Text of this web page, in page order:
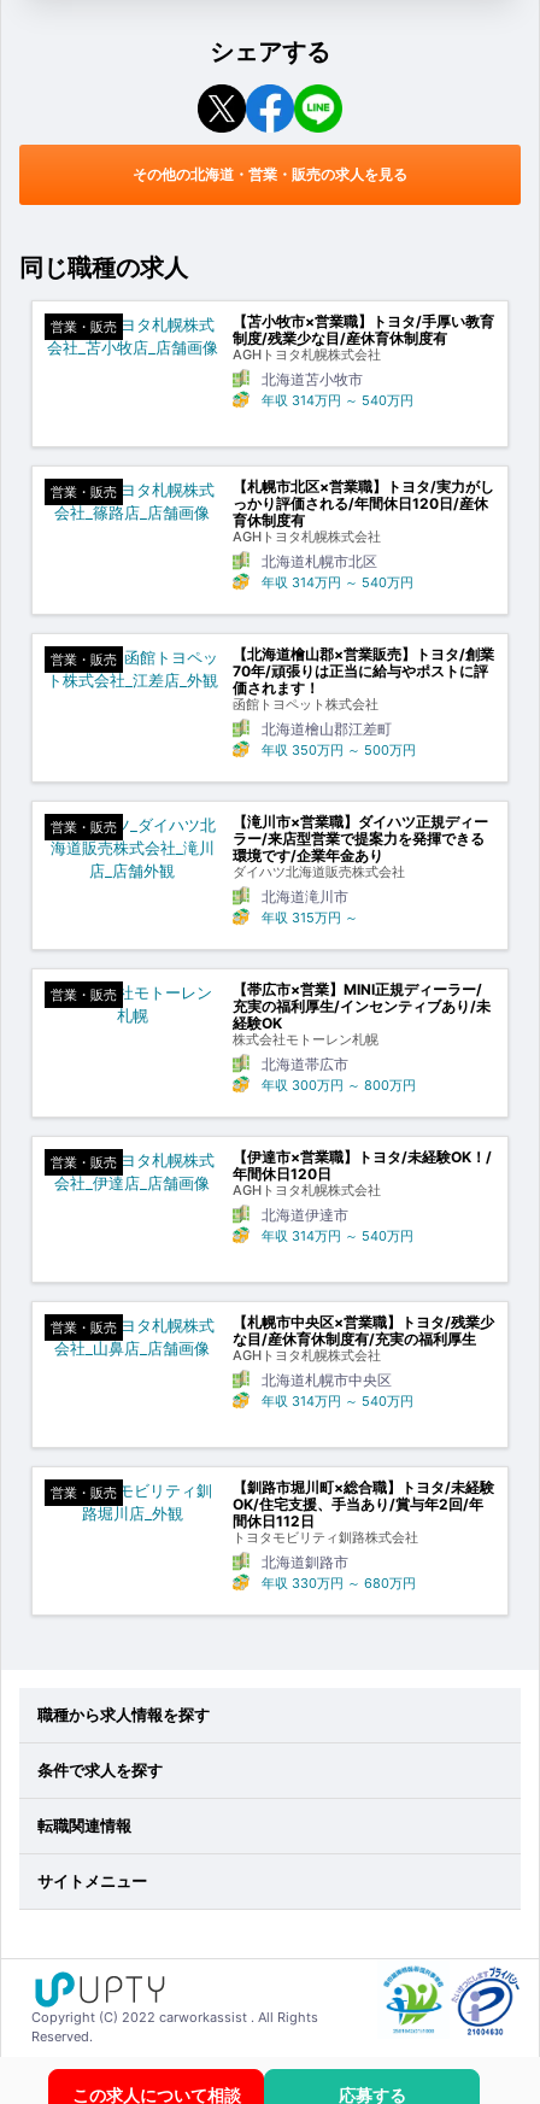
この求人について相談 応募する
シェアする
その他の北海道・営業・販売の求人を見る
同じ職種の求人
営業・販売
【苫小牧市×営業職】トヨタ/手厚い教育
制度/残業少な目/産休育休制度有
AGHトヨタ札幌株式会社
北海道苫小牧市
年収 314万円 ～ 540万円
営業・販売
【札幌市北区×営業職】トヨタ/実力がし
っかり評価される/年間休日120日/産休
育休制度有
AGHトヨタ札幌株式会社
北海道札幌市北区
年収 314万円 ～ 540万円
営業・販売
【北海道檜山郡×営業販売】トヨタ/創業
70年/頑張りは正当に給与やポストに評
価されます！
函館トヨペット株式会社
北海道檜山郡江差町
年収 350万円 ～ 500万円
営業・販売
【滝川市×営業職】ダイハツ正規ディー
ラー/来店型営業で提案力を発揮できる
環境です/企業年金あり
ダイハツ北海道販売株式会社
北海道滝川市
年収 315万円 ～
営業・販売
【帯広市×営業】MINI正規ディーラー/
充実の福利厚生/インセンティブあり/未
経験OK
株式会社モトーレン札幌
北海道帯広市
年収 300万円 ～ 800万円
営業・販売
【伊達市×営業職】トヨタ/未経験OK！/
年間休日120日
AGHトヨタ札幌株式会社
北海道伊達市
年収 314万円 ～ 540万円
営業・販売
【札幌市中央区×営業職】トヨタ/残業少
な目/産休育休制度有/充実の福利厚生
AGHトヨタ札幌株式会社
北海道札幌市中央区
年収 314万円 ～ 540万円
営業・販売
【釧路市堀川町×総合職】トヨタ/未経験
OK/住宅支援、手当あり/賞与年2回/年
間休日112日
トヨタモビリティ釧路株式会社
北海道釧路市
年収 330万円 ～ 680万円
職種から求人情報を探す
条件で求人を探す
転職関連情報
サイトメニュー
Copyright (C) 2022 carworkassist . All Rights
Reserved.